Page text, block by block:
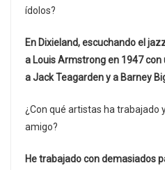
ídolos?
En Dixieland, escuchando el
a Louis Armstrong en 1947
a Jack Teagarden y a Barney
¿Con qué artistas ha trabajado
amigo?
He trabajado con demasiados